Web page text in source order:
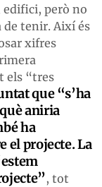
edifici, però no
de tenir. Així és
xifres
els “tres
que “s’ha
aniria
ha
el projecte. La
, tot